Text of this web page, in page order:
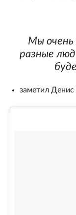
Мы очень
разные
заметил Денис